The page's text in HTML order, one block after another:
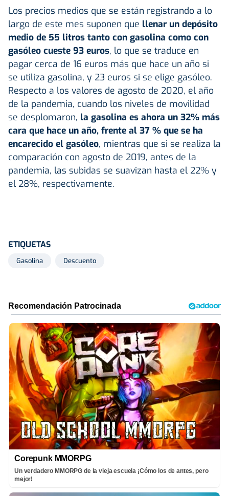
Los precios medios que se están registrando a lo
largo de este mes suponen que llenar un depósito
medio de 55 litros tanto con gasolina como con
gasóleo cueste 93 euros, lo que se traduce en
pagar cerca de 16 euros más que hace un año si
se utiliza gasolina, y 23 euros si se elige gasóleo.
Respecto a los valores de agosto de 2020, el año
de la pandemia, cuando los niveles de movilidad
se desplomaron, la gasolina es ahora un 32% más
cara que hace un año, frente al 37 % que se ha
encarecido el gasóleo, mientras que si se realiza la
comparación con agosto de 2019, antes de la
pandemia, las subidas se suavizan hasta el 22% y
el 28%, respectivamente.
ETIQUETAS
Gasolina Descuento
Corepunk MMORPG
Un verdadero MMORPG de la vieja escuela ¡Cómo los de antes, pero
mejor!